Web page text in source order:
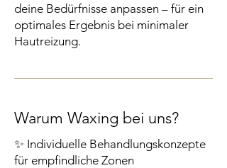
deine Bedürfnisse anpassen – für ein
optimales Ergebnis bei minimaler
Hautreizung.
Warum Waxing bei uns?
✨ Individuelle Behandlungskonzepte
für empfindliche Zonen